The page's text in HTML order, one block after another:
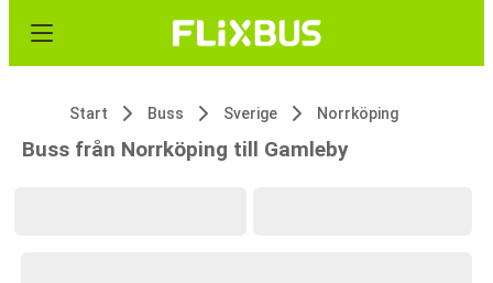
Start Buss Sverige Norrköping
Buss från Norrköping till Gamleby